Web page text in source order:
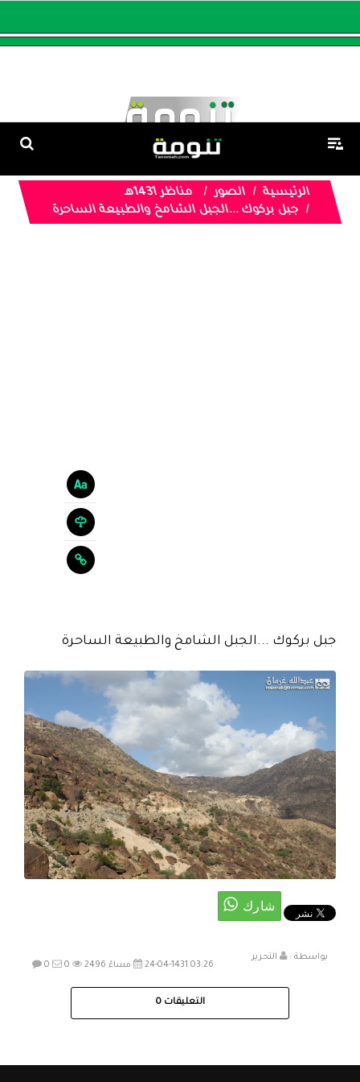
الرئيسية الصور
مناظر 1431هـ
جبل بركوك ...الجبل الشامخ والطبيعة الساحرة
جبل بركوك ...الجبل الشامخ والطبيعة الساحرة
بواسطة :
التحرير
24-04-1431 03:26 مساءً
0 0 2496
التعليقات 0